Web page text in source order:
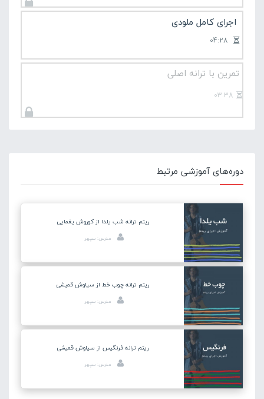
اجرای کامل ملودی
تمرین با ترانه اصلی
03:38
دوره‌های آموزشی مرتبط
ریتم ترانه شب یلدا از کوروش یغمایی
مدرس: سپهر
ریتم ترانه چوب خط از سیاوش قمیشی
مدرس: سپهر
ریتم ترانه فرنگیس از سیاوش قمیشی
مدرس: سپهر